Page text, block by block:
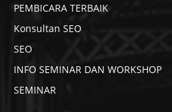
PEMBICARA TERBAIK
Konsultan SEO
SEO
INFO SEMINAR DAN WORKSHOP
SEMINAR